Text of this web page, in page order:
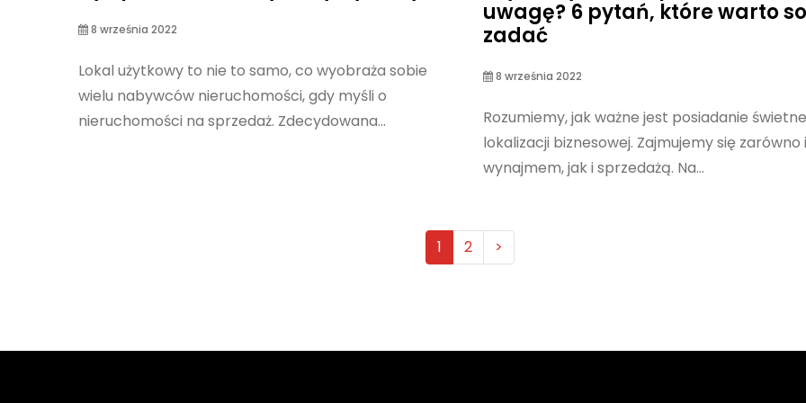
8 września 2022
Lokal użytkowy to nie to samo, co wyobraża sobie
wielu nabywców nieruchomości, gdy myśli o
nieruchomości na sprzedaż. Zdecydowana...
uwagę? 6 pytań, które warto
zadać
8 września 2022
Rozumiemy, jak ważne jest posiadanie
lokalizacji biznesowej. Zajmujemy się zarówno
wynajmem, jak i sprzedażą. Na...
1 2 >